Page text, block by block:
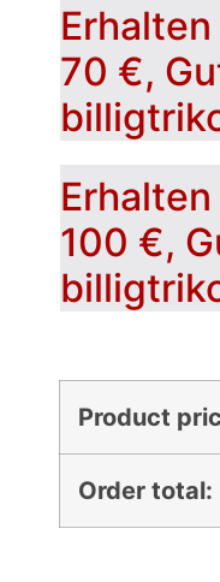
70 €,
100 €,
Product
Order total: